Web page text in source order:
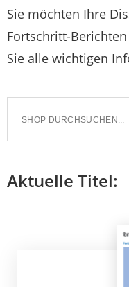
Sie möchten Ihre
Fortschritt-
Sie alle wichtigen
Aktuelle Titel: